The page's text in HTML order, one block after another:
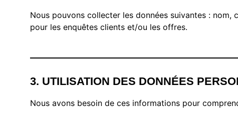
Nous pouvons collecter les données suivantes :
pour les enquêtes clients et/ou les offres.
3. UTILISATION DES DONNÉES
Nous avons besoin de ces informations pour